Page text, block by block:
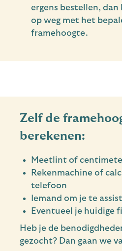
ergens bestellen, dan
op weg met het
framehoogte.
Zelf de
berekenen:
Meetlint of
Rekenmachine of
telefoon
Iemand om je te
Eventueel je huidige
Heb je de
gezocht? Dan gaan we